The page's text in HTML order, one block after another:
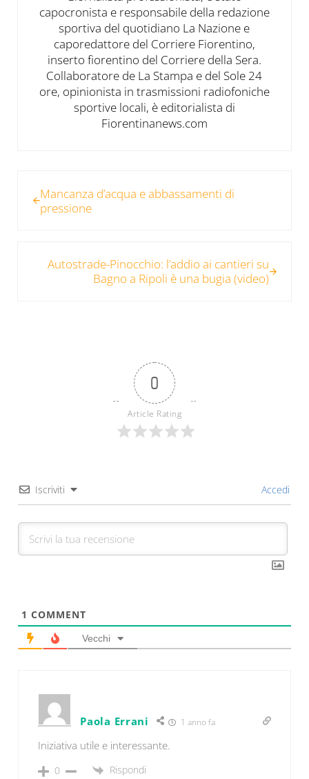
capocronista e responsabile della redazione
sportiva del quotidiano La Nazione e
caporedattore del Corriere Fiorentino,
inserto fiorentino del Corriere della Sera.
Collaboratore de La Stampa e del Sole 24
ore, opinionista in trasmissioni radiofoniche
sportive locali, è editorialista di
Fiorentinanews.com
Mancanza d’acqua e abbassamenti di
pressione
Autostrade-Pinocchio: l’addio ai cantieri su
Bagno a Ripoli è una bugia (video)
0
Article Rating
Iscriviti Accedi
1 COMMENT
Vecchi
Paola Errani 1 anno fa
Iniziativa utile e interessante.
0 Rispondi